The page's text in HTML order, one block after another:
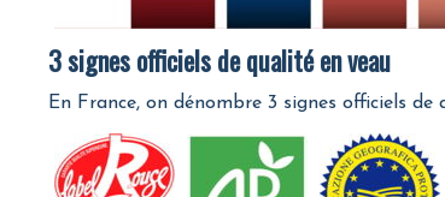
3 signes officiels de qualité en veau
En France, on dénombre 3 signes officiels